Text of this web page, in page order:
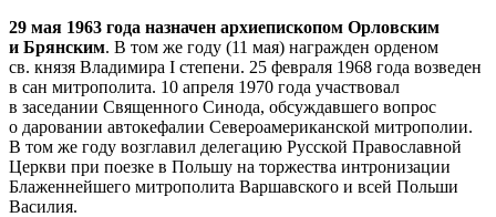
29 мая 1963 года назначен архиепископом Орловским
и Брянским. В том же году (11 мая) награжден орденом
св. князя Владимира I степени. 25 февраля 1968 года возведен
в сан митрополита. 10 апреля 1970 года участвовал
в заседании Священного Синода, обсуждавшего вопрос
о даровании автокефалии Североамериканской митрополии.
В том же году возглавил делегацию Русской Православной
Церкви при поезке в Польшу на торжества интронизации
Блаженнейшего митрополита Варшавского и всей Польши
Василия.